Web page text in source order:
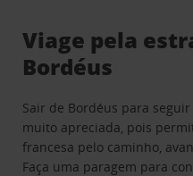
Viage pela
Bordéus
Sair de Bordéus para
muito apreciada, pois
francesa pelo caminho,
Faça uma paragem para